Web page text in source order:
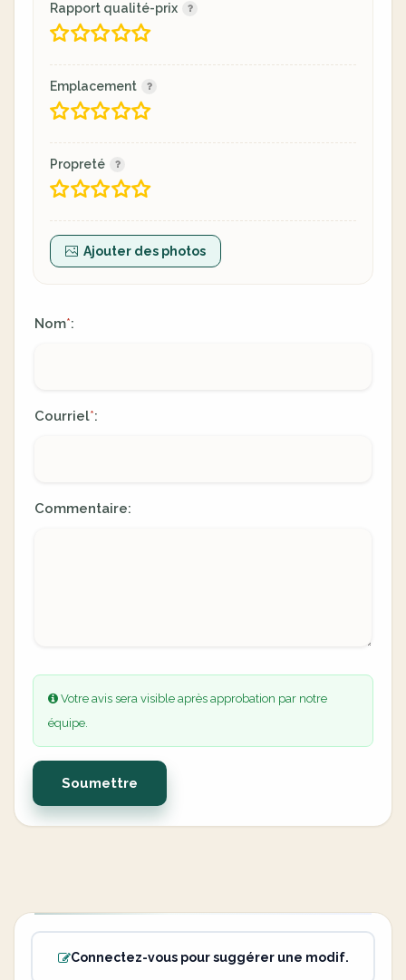
Rapport qualité-prix
Emplacement
Propreté
Ajouter des photos
Nom*:
Courriel*:
Commentaire:
Votre avis sera visible après approbation par notre
équipe.
Soumettre
Connectez-vous pour suggérer une modif.